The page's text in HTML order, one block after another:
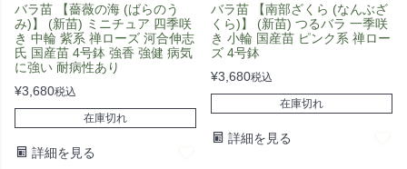
バラ苗 【薔薇の海 (ばらのう
み)】 (新苗) ミニチュア 四季咲
き 中輪 紫系 禅ローズ 河合伸志
氏 国産苗 4号鉢 強香 強健 病気
に強い 耐病性あり
¥3,680税込
在庫切れ
詳細を見る
バラ苗 【南部ざくら (なんぶざ
くら)】 (新苗) つるバラ 一季咲
き 小輪 国産苗 ピンク系 禅ロー
ズ 4号鉢
¥3,680税込
在庫切れ
詳細を見る